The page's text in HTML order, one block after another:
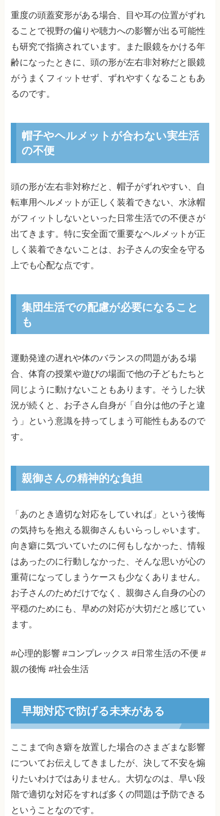
重度の頭蓋変形がある場合、目や耳の位置がずれ
ることで視野の偏りや聴力への影響が出る可能性
も研究で指摘されています。また眼鏡をかける年
齢になったときに、頭の形が左右非対称だと眼鏡
がうまくフィットせず、ずれやすくなることもあ
るのです。
帽子やヘルメットが合わない実生活
の不便
頭の形が左右非対称だと、帽子がずれやすい、自
転車用ヘルメットが正しく装着できない、水泳帽
がフィットしないといった日常生活での不便さが
出てきます。特に安全面で重要なヘルメットが正
しく装着できないことは、お子さんの安全を守る
上でも心配な点です。
集団生活での配慮が必要になること
も
運動発達の遅れや体のバランスの問題がある場
合、体育の授業や遊びの場面で他の子どもたちと
同じように動けないこともあります。そうした状
況が続くと、お子さん自身が「自分は他の子と違
う」という意識を持ってしまう可能性もあるので
す。
親御さんの精神的な負担
「あのとき適切な対応をしていれば」という後悔
の気持ちを抱える親御さんもいらっしゃいます。
向き癖に気づいていたのに何もしなかった、情報
はあったのに行動しなかった、そんな思いが心の
重荷になってしまうケースも少なくありません。
お子さんのためだけでなく、親御さん自身の心の
平穏のためにも、早めの対応が大切だと感じてい
ます。
#心理的影響 #コンプレックス #日常生活の不便 #
親の後悔 #社会生活
早期対応で防げる未来がある
ここまで向き癖を放置した場合のさまざまな影響
についてお伝えしてきましたが、決して不安を煽
りたいわけではありません。大切なのは、早い段
階で適切な対応をすれば多くの問題は予防できる
ということなのです。